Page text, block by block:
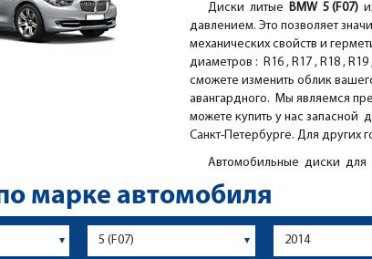
Диски литые BMW 5 (F07)
давлением. Это позволяет
механических свойств и
диаметров : R16 , R17 , R18 ,
сможете изменить облик
авангардного. Мы являемся
можете купить у нас запасной
Санкт-Петербурге. Для других
Автомобильные диски для
марке автомобиля